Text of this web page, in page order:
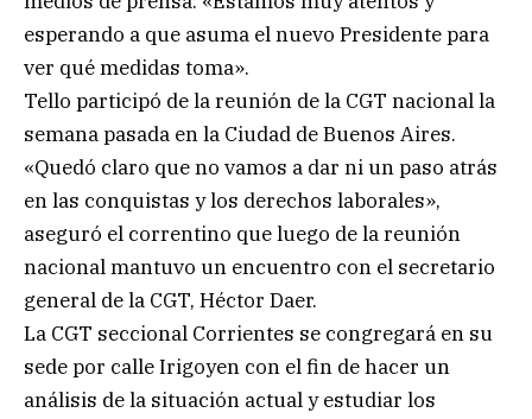
esperando a que asuma el nuevo Presidente para
ver qué medidas toma».
Tello participó de la reunión de la CGT nacional la
semana pasada en la Ciudad de Buenos Aires.
«Quedó claro que no vamos a dar ni un paso atrás
en las conquistas y los derechos laborales»,
aseguró el correntino que luego de la reunión
nacional mantuvo un encuentro con el secretario
general de la CGT, Héctor Daer.
La CGT seccional Corrientes se congregará en su
sede por calle Irigoyen con el fin de hacer un
análisis de la situación actual y estudiar los